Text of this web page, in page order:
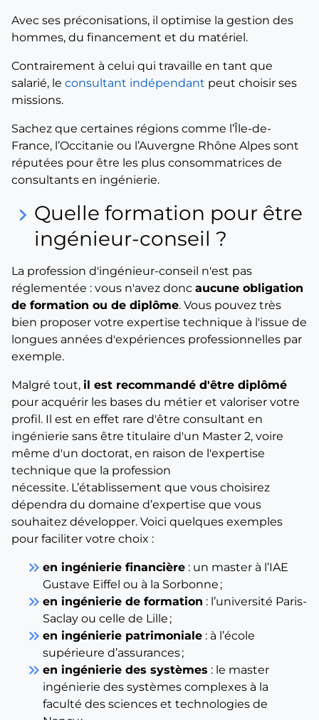
Avec ses préconisations, il optimise la gestion des
hommes, du financement et du matériel.
Contrairement à celui qui travaille en tant que
salarié, le consultant indépendant peut choisir ses
missions.
Sachez que certaines régions comme l’Île-de-
France, l’Occitanie ou l’Auvergne Rhône Alpes sont
réputées pour être les plus consommatrices de
consultants en ingénierie.
keyboard_arrow_right Quelle formation pour être
ingénieur-conseil ?
La profession d'ingénieur-conseil n'est pas
réglementée : vous n'avez donc aucune obligation
de formation ou de diplôme. Vous pouvez très
bien proposer votre expertise technique à l'issue de
longues années d'expériences professionnelles par
exemple.
Malgré tout, il est recommandé d'être diplômé
pour acquérir les bases du métier et valoriser votre
profil. Il est en effet rare d'être consultant en
ingénierie sans être titulaire d'un Master 2, voire
même d'un doctorat, en raison de l'expertise
technique que la profession
nécessite. L’établissement que vous choisirez
dépendra du domaine d’expertise que vous
souhaitez développer. Voici quelques exemples
pour faciliter votre choix :
keyboard_double_arrow_right en ingénierie financière : un master à l’IAE
Gustave Eiffel ou à la Sorbonne ;
keyboard_double_arrow_right en ingénierie de formation : l’université Paris-
Saclay ou celle de Lille ;
keyboard_double_arrow_right en ingénierie patrimoniale : à l’école
supérieure d’assurances ;
keyboard_double_arrow_right en ingénierie des systèmes : le master
ingénierie des systèmes complexes à la
faculté des sciences et technologies de